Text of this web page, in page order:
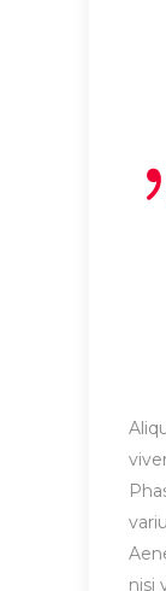
nisi